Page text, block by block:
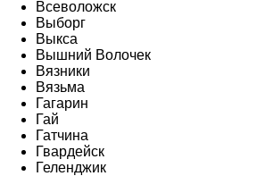
Всеволожск
Выборг
Выкса
Вышний Волочек
Вязники
Вязьма
Гагарин
Гай
Гатчина
Гвардейск
Геленджик